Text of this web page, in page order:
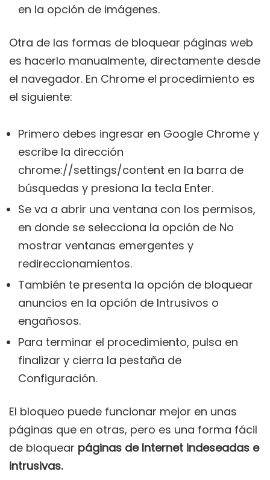
en la opción de imágenes.
Otra de las formas de bloquear páginas web
es hacerlo manualmente, directamente desde
el navegador. En Chrome el procedimiento es
el siguiente:
Primero debes ingresar en Google Chrome y
escribe la dirección
chrome://settings/content en la barra de
búsquedas y presiona la tecla Enter.
Se va a abrir una ventana con los permisos,
en donde se selecciona la opción de No
mostrar ventanas emergentes y
redireccionamientos.
También te presenta la opción de bloquear
anuncios en la opción de Intrusivos o
engañosos.
Para terminar el procedimiento, pulsa en
finalizar y cierra la pestaña de
Configuración.
El bloqueo puede funcionar mejor en unas
páginas que en otras, pero es una forma fácil
de bloquear páginas de Internet indeseadas e
intrusivas.